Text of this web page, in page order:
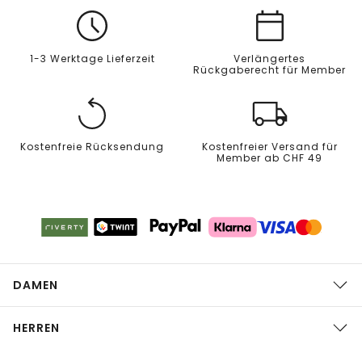
1-3 Werktage Lieferzeit
Verlängertes
Rückgaberecht für Member
Kostenfreie Rücksendung
Kostenfreier Versand für
Member ab CHF 49
DAMEN
HERREN